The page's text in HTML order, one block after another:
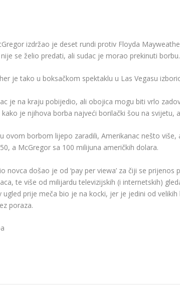
izdržao je deset rundi protiv Floyda
se želio predati, ali sudac je morao prekinuti borbu.
je tako u boksačkom spektaklu u Las Vegasu
je na kraju pobijedio, ali obojica mogu biti vrlo
je njihova borba najveći borilački šou na svijetu,
ovom borbom lijepo zaradili, Amerikanac nešto
a McGregor sa 100 milijuna američkih dolara.
novca došao je od ‘pay per viewa’ za čiji se
te više od milijardu televizijskih (i internetskih)
ugled prije meča bio je na kocki, jer je jedini od
poraza.